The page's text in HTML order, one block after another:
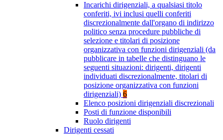
Incarichi dirigenziali, a qualsiasi titolo
conferiti, ivi inclusi quelli conferiti
discrezionalmente dall'organo di indirizzo
politico senza procedure pubbliche di
selezione e titolari di posizione
organizzativa con funzioni dirigenziali (da
pubblicare in tabelle che distinguano le
seguenti situazioni: dirigenti, dirigenti
individuati discrezionalmente, titolari di
posizione organizzativa con funzioni
dirigenziali) 6
Elenco posizioni dirigenziali discrezionali
Posti di funzione disponibili
Ruolo dirigenti
Dirigenti cessati